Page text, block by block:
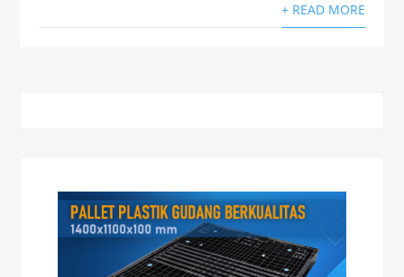
+ READ MORE